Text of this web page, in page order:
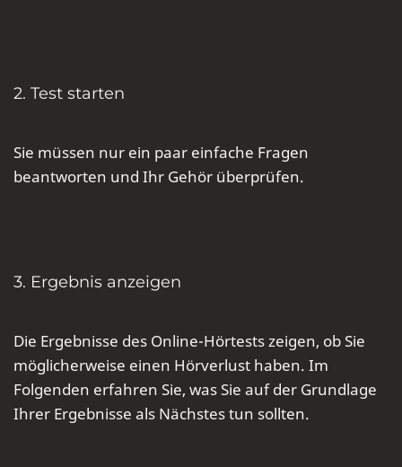
2. Test starten
Sie müssen nur ein paar einfache Fragen
beantworten und Ihr Gehör überprüfen.
3. Ergebnis anzeigen
Die Ergebnisse des Online-Hörtests zeigen, ob Sie
möglicherweise einen Hörverlust haben. Im
Folgenden erfahren Sie, was Sie auf der Grundlage
Ihrer Ergebnisse als Nächstes tun sollten.